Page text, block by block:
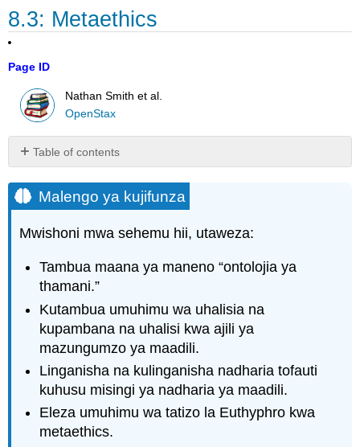
8.3: Metaethics
Page ID
Nathan Smith et al.
OpenStax
Table of contents
ya
kujifunza
Ontolojia
ya
Uhalisi
Kupambana
na
uhalisi
Fikiria
kama
mwanafalsafa
Umuhimu
wa
Malengo ya kujifunza
Mwishoni mwa sehemu hii, utaweza:
Tambua maana ya maneno “ontolojia ya
thamani.”
Kutambua umuhimu wa uhalisia na
kupambana na uhalisi kwa ajili ya
mazungumzo ya maadili.
Linganisha na kulinganisha nadharia tofauti
kuhusu misingi ya nadharia ya maadili.
Eleza umuhimu wa tatizo la Euthyphro kwa
metaethics.